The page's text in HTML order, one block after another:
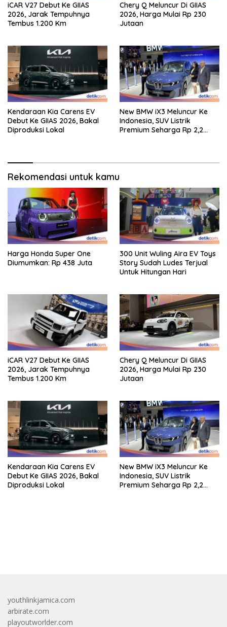
iCAR V27 Debut Ke GIIAS
2026, Jarak Tempuhnya
Tembus 1.200 Km
Chery Q Meluncur Di GIIAS
2026, Harga Mulai Rp 230
Jutaan
Kendaraan Kia Carens EV
Debut Ke GIIAS 2026, Bakal
Diproduksi Lokal
New BMW iX3 Meluncur Ke
Indonesia, SUV Listrik
Premium Seharga Rp 2,2
Rekomendasi untuk kamu
Harga Honda Super One
Diumumkan: Rp 438 Juta
300 Unit Wuling Aira EV Toys
Story Sudah Ludes Terjual
Untuk Hitungan Hari
iCAR V27 Debut Ke GIIAS
2026, Jarak Tempuhnya
Tembus 1.200 Km
Chery Q Meluncur Di GIIAS
2026, Harga Mulai Rp 230
Jutaan
Kendaraan Kia Carens EV
Debut Ke GIIAS 2026, Bakal
Diproduksi Lokal
New BMW iX3 Meluncur Ke
Indonesia, SUV Listrik
Premium Seharga Rp 2,2
youthlinkjamica.com
arbirate.com
playoutworlder.com